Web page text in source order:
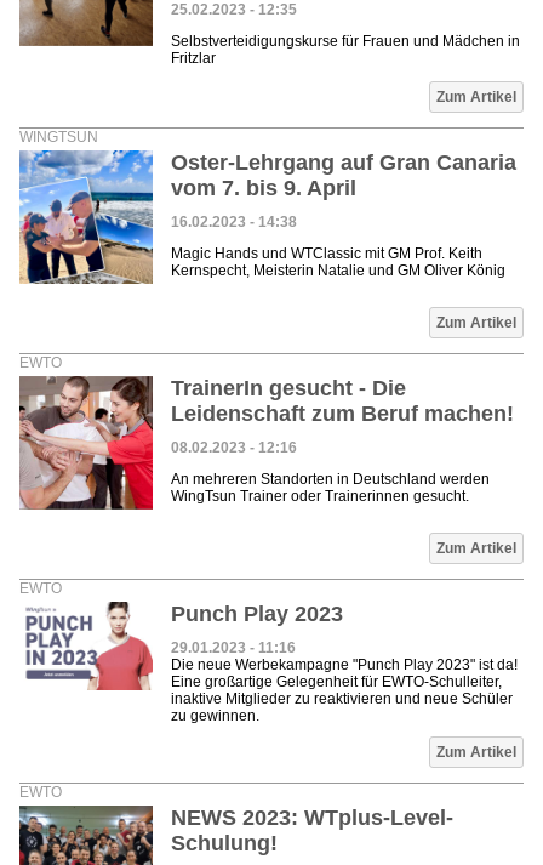
25.02.2023 - 12:35
Selbstverteidigungskurse für Frauen und Mädchen in
Fritzlar
Zum Artikel
WINGTSUN
Oster-Lehrgang auf Gran Canaria
vom 7. bis 9. April
16.02.2023 - 14:38
Magic Hands und WTClassic mit GM Prof. Keith
Kernspecht, Meisterin Natalie und GM Oliver König
Zum Artikel
EWTO
TrainerIn gesucht - Die
Leidenschaft zum Beruf machen!
08.02.2023 - 12:16
An mehreren Standorten in Deutschland werden
WingTsun Trainer oder Trainerinnen gesucht.
Zum Artikel
EWTO
Punch Play 2023
29.01.2023 - 11:16
Die neue Werbekampagne "Punch Play 2023" ist da!
Eine großartige Gelegenheit für EWTO-Schulleiter,
inaktive Mitglieder zu reaktivieren und neue Schüler
zu gewinnen.
Zum Artikel
EWTO
NEWS 2023: WTplus-Level-
Schulung!